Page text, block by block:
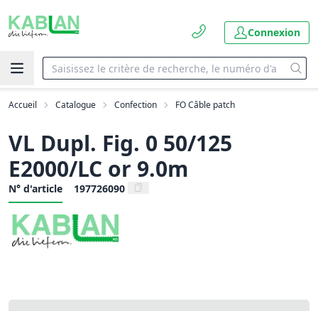
Connexion
Accueil Catalogue Confection FO Câble patch
VL Dupl. Fig. 0 50/125
E2000/LC or 9.0m
N° d'article 197726090